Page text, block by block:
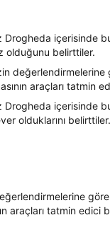
içerisinde
olduğunu belirttiler.
araçları tatmin
içerisinde
olduklarını belirttiler.
araçları tatmin edici